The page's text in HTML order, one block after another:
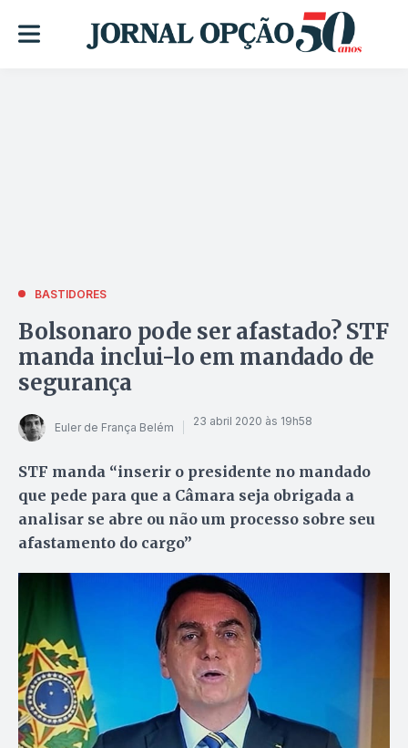
BASTIDORES
Bolsonaro pode ser afastado? STF
manda inclui-lo em mandado de
segurança
Euler de França Belém 23 abril 2020 às 19h58
STF manda “inserir o presidente no mandado
que pede para que a Câmara seja obrigada a
analisar se abre ou não um processo sobre seu
afastamento do cargo”